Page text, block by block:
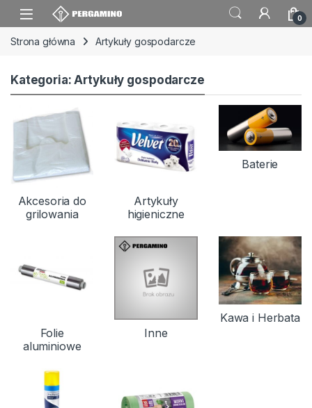
Skip to navigation
Skip to content
0
Strona główna Artykuły gospodarcze
Kategoria: Artykuły gospodarcze
Akcesoria do
grilowania
Artykuły
higieniczne
Baterie
Folie
aluminiowe
Inne
Kawa i Herbata